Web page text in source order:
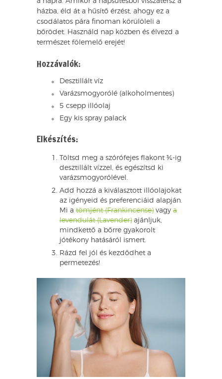
házba, éld át a hűsítő érzést, ahogy ez a
csodálatos pára finoman körülöleli a
bőrödet. Használd nap közben és élvezd a
természet fölemelő erejét!
Hozzávalók:
Desztillált víz
Varázsmogyorólé (alkoholmentes)
5 csepp illóolaj
Egy kis spray palack
Elkészítés:
Töltsd meg a szórófejes flakont ¾-ig
desztillált vízzel, és egészítsd ki
varázsmogyorólével.
Add hozzá a kiválasztott illóolajokat
az igényeid és preferenciáid alapján.
Mi a tömjént (Frankincense) vagy a
levendulát (Lavender) ajánljuk,
mindkettő a bőrre gyakorolt
jótékony hatásáról ismert.
Rázd fel jól és kezdődhet a
permetezés!